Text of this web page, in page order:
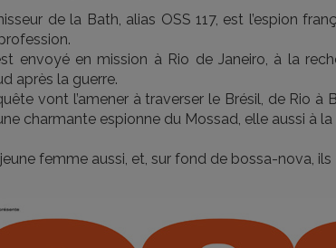
de la Bath, alias OSS 117, est l’espion
envoyé en mission à Rio de Janeiro, à la
après la guerre.
vont l’amener à traverser le Brésil, de Rio à
charmante espionne du Mossad, elle aussi à la
jeune femme aussi, et, sur fond de bossa-nova,